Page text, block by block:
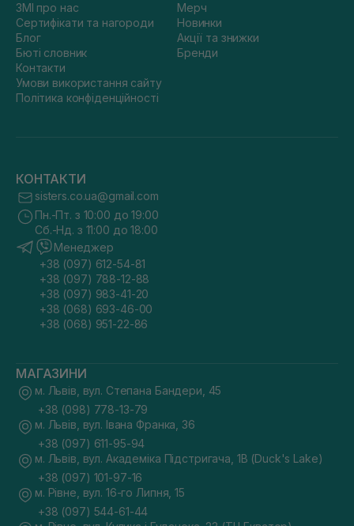
ЗМІ про нас
Сертифікати та нагороди
Блог
Бюті словник
Контакти
Умови використання сайту
Політика конфіденційності
Мерч
Новинки
Акції та знижки
Бренди
КОНТАКТИ
sisters.co.ua@gmail.com
Пн.-Пт. з 10:00 до 19:00
Сб.-Нд. з 11:00 до 18:00
Менеджер
+38 (097) 612-54-81
+38 (097) 788-12-88
+38 (097) 983-41-20
+38 (068) 693-46-00
+38 (068) 951-22-86
МАГАЗИНИ
м. Львів, вул. Степана Бандери, 45
+38 (098) 778-13-79
м. Львів, вул. Івана Франка, 36
+38 (097) 611-95-94
м. Львів, вул. Академіка Підстригача, 1В (Duck's Lake)
+38 (097) 101-97-16
м. Рівне, вул. 16-го Липня, 15
+38 (097) 544-61-44